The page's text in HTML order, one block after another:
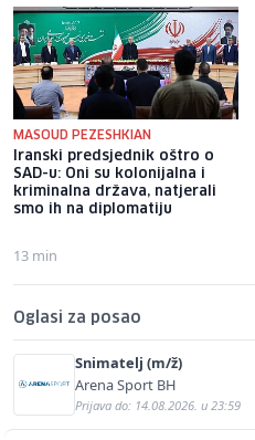
MASOUD PEZESHKIAN
Iranski predsjednik oštro o
SAD-u: Oni su kolonijalna i
kriminalna država, natjerali
smo ih na diplomatiju
13 min
Oglasi za posao
Snimatelj (m/ž)
Arena Sport BH
Prijava do: 14.08.2026. u 23:59